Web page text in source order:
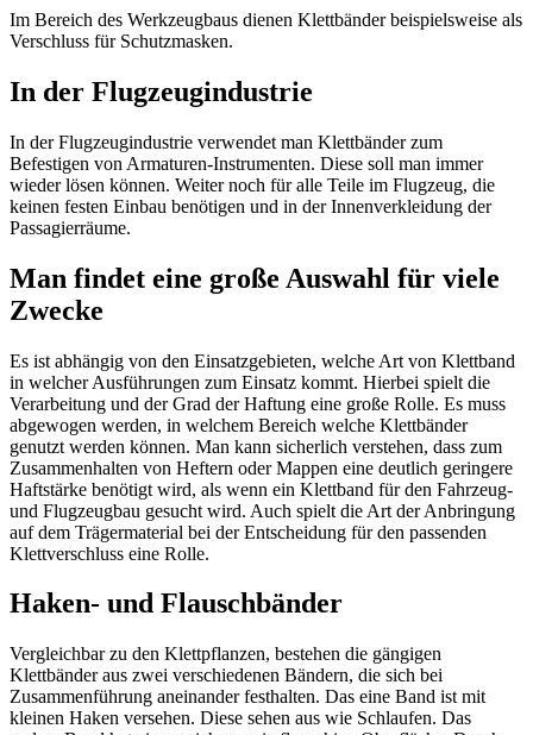
Im Bereich des Werkzeugbaus dienen Klettbänder beispielsweise als
Verschluss für Schutzmasken.
In der Flugzeugindustrie
In der Flugzeugindustrie verwendet man Klettbänder zum
Befestigen von Armaturen-Instrumenten. Diese soll man immer
wieder lösen können. Weiter noch für alle Teile im Flugzeug, die
keinen festen Einbau benötigen und in der Innenverkleidung der
Passagierräume.
Man findet eine große Auswahl für viele
Zwecke
Es ist abhängig von den Einsatzgebieten, welche Art von Klettband
in welcher Ausführungen zum Einsatz kommt. Hierbei spielt die
Verarbeitung und der Grad der Haftung eine große Rolle. Es muss
abgewogen werden, in welchem Bereich welche Klettbänder
genutzt werden können. Man kann sicherlich verstehen, dass zum
Zusammenhalten von Heftern oder Mappen eine deutlich geringere
Haftstärke benötigt wird, als wenn ein Klettband für den Fahrzeug-
und Flugzeugbau gesucht wird. Auch spielt die Art der Anbringung
auf dem Trägermaterial bei der Entscheidung für den passenden
Klettverschluss eine Rolle.
Haken- und Flauschbänder
Vergleichbar zu den Klettpflanzen, bestehen die gängigen
Klettbänder aus zwei verschiedenen Bändern, die sich bei
Zusammenführung aneinander festhalten. Das eine Band ist mit
kleinen Haken versehen. Diese sehen aus wie Schlaufen. Das